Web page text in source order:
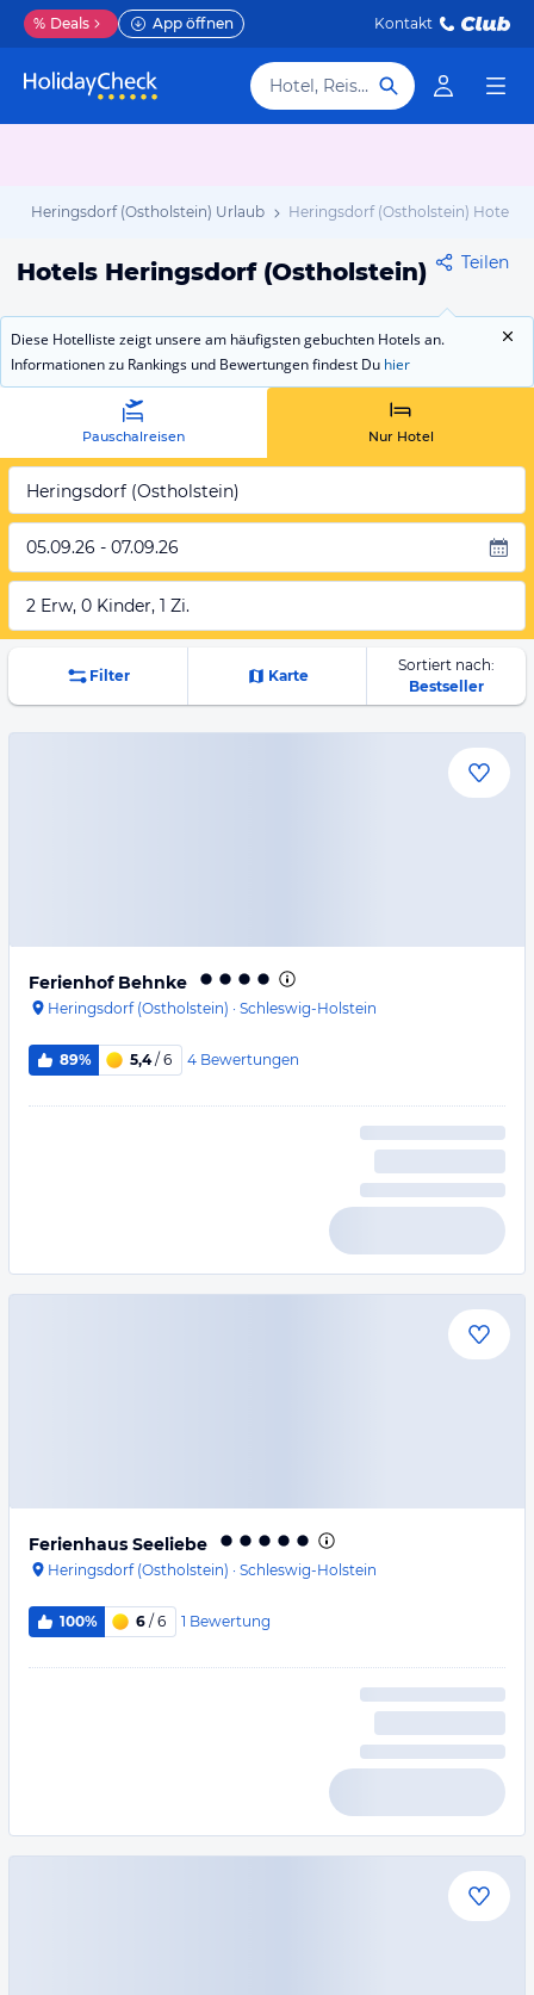
% Deals App öffnen Kontakt
Hotel, Reiseziel
Heringsdorf (Ostholstein) Urlaub Heringsdorf (Ostholstein) Hotels
Hotels Heringsdorf (Ostholstein) Teilen
Diese Hotelliste zeigt unsere am häufigsten gebuchten Hotels an.
Informationen zu Rankings und Bewertungen findest Du hier
Pauschalreisen Nur Hotel
Heringsdorf (Ostholstein)
05.09.26 - 07.09.26
2 Erw, 0 Kinder, 1 Zi.
Filter Karte
Sortiert nach:
Bestseller
Ferienhof Behnke
Heringsdorf (Ostholstein) · Schleswig-Holstein
89% 5,4/ 6 4 Bewertungen
Ferienhaus Seeliebe
Heringsdorf (Ostholstein) · Schleswig-Holstein
100% 6 / 6 1 Bewertung